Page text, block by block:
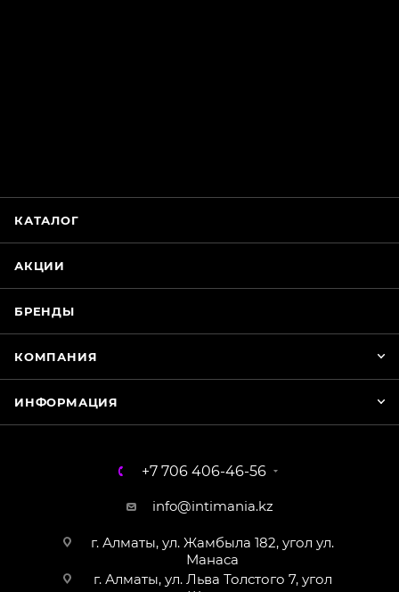
КАТАЛОГ
АКЦИИ
БРЕНДЫ
КОМПАНИЯ
ИНФОРМАЦИЯ
+7 706 406-46-56
info@intimania.kz
г. Алматы, ул. Жамбыла 182, угол ул.
Манаса
г. Алматы, ул. Льва Толстого 7, угол
Магазин Интимания
Нажмите на кнопку ниже для связи с нами